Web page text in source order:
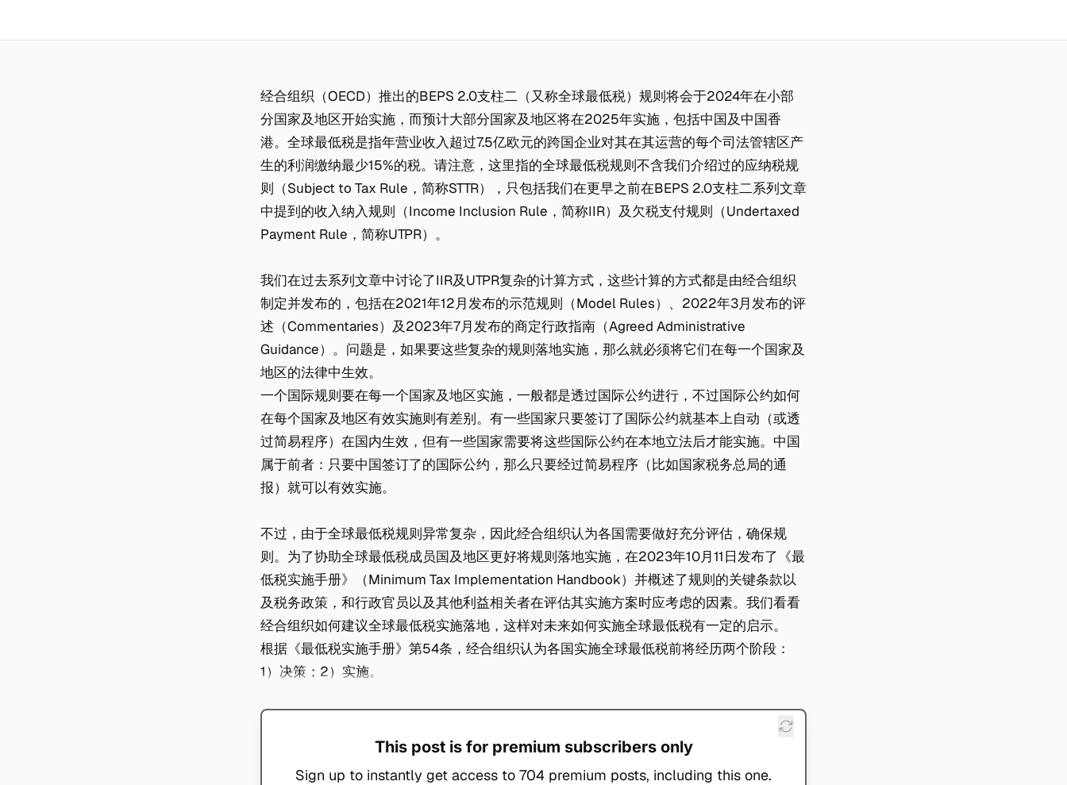
经合组织（OECD）推出的BEPS 2.0支柱二（又称全球最低税）规则将会于2024年在小部
分国家及地区开始实施，而预计大部分国家及地区将在2025年实施，包括中国及中国香
港。全球最低税是指年营业收入超过7.5亿欧元的跨国企业对其在其运营的每个司法管辖区产
生的利润缴纳最少15%的税。请注意，这里指的全球最低税规则不含我们介绍过的应纳税规
则（Subject to Tax Rule，简称STTR），只包括我们在更早之前在BEPS 2.0支柱二系列文章
中提到的收入纳入规则（Income Inclusion Rule，简称IIR）及欠税支付规则（Undertaxed
Payment Rule，简称UTPR）。
我们在过去系列文章中讨论了IIR及UTPR复杂的计算方式，这些计算的方式都是由经合组织
制定并发布的，包括在2021年12月发布的示范规则（Model Rules）、2022年3月发布的评
述（Commentaries）及2023年7月发布的商定行政指南（Agreed Administrative
Guidance）。问题是，如果要这些复杂的规则落地实施，那么就必须将它们在每一个国家及
地区的法律中生效。
一个国际规则要在每一个国家及地区实施，一般都是透过国际公约进行，不过国际公约如何
在每个国家及地区有效实施则有差别。有一些国家只要签订了国际公约就基本上自动（或透
过简易程序）在国内生效，但有一些国家需要将这些国际公约在本地立法后才能实施。中国
属于前者：只要中国签订了的国际公约，那么只要经过简易程序（比如国家税务总局的通
报）就可以有效实施。
不过，由于全球最低税规则异常复杂，因此经合组织认为各国需要做好充分评估，确保规
则。为了协助全球最低税成员国及地区更好将规则落地实施，在2023年10月11日发布了《最
低税实施手册》（Minimum Tax Implementation Handbook）并概述了规则的关键条款以
及税务政策，和行政官员以及其他利益相关者在评估其实施方案时应考虑的因素。我们看看
经合组织如何建议全球最低税实施落地，这样对未来如何实施全球最低税有一定的启示。
根据《最低税实施手册》第54条，经合组织认为各国实施全球最低税前将经历两个阶段：
1）决策；2）实施。
This post is for premium subscribers only
Sign up to instantly get access to 704 premium posts, including this one.